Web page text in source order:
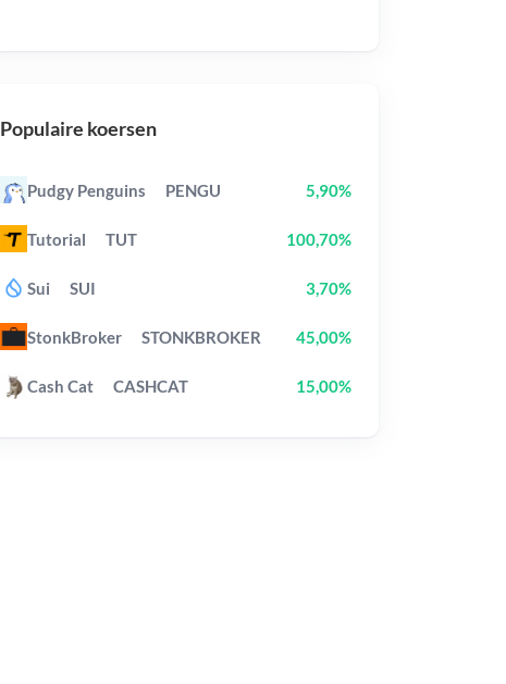
Populaire koersen
Pudgy Penguins PENGU 5,90%
Tutorial TUT 100,70%
Sui SUI 3,70%
StonkBroker STONKBROKER 45,00%
Cash Cat CASHCAT 15,00%